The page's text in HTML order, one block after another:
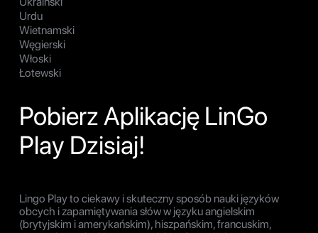
Urdu
Wietnamski
Węgierski
Włoski
Łotewski
Pobierz Aplikację LinGo
Play Dzisiaj!
Lingo Play to ciekawy i skuteczny sposób nauki języków
obcych i zapamiętywania słów w języku angielskim
(brytyjskim i amerykańskim), hiszpańskim, francuskim,